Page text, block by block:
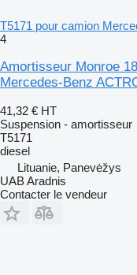
T5171 pour camion
4
Amortisseur Monroe
Mercedes-Benz
41,32 € HT
Suspension - amortisseur
T5171
diesel
Lituanie, Panevėžys
UAB Aradnis
Contacter le vendeur